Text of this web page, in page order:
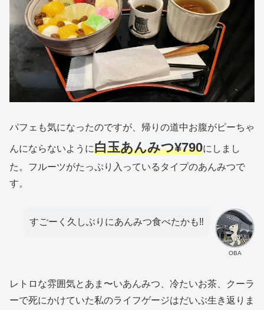
パフェも気になったのですが、帰りの道中お腹がピーちゃ
んにならないように白玉あんみつ¥790にしまし
た。フルーツがたっぷり入っているタイプのあんみつで
す。
OBA
すごーく久しぶりにあんみつ食べたかも‼️
レトロな雰囲気とあま〜いあんみつ、冷たいお茶、クーラ
ーで死にかけていた私のライフゲージはだいぶ生き返りま